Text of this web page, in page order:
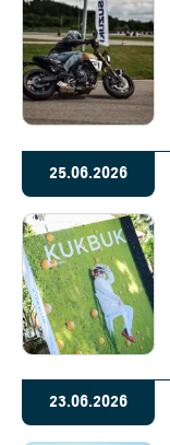
25.06.2026
23.06.2026